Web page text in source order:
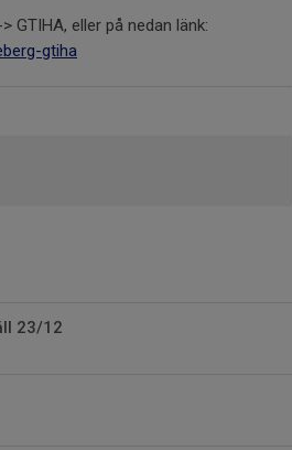
GTIHA, eller på nedan länk:
gtiha
23/12